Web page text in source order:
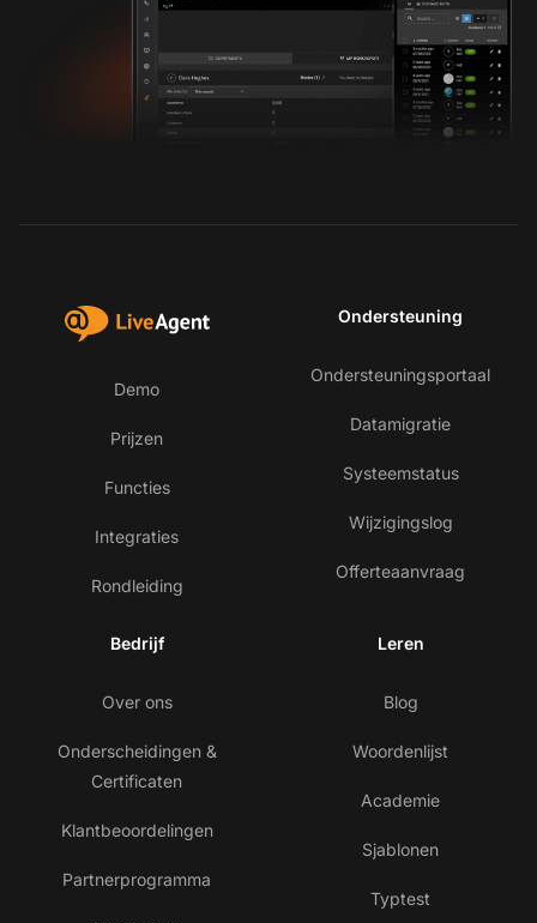
Demo
Prijzen
Functies
Integraties
Rondleiding
Ondersteuning
Ondersteuningsportaal
Datamigratie
Systeemstatus
Wijzigingslog
Offerteaanvraag
Bedrijf
Over ons
Onderscheidingen &
Certificaten
Klantbeoordelingen
Partnerprogramma
Leren
Blog
Woordenlijst
Academie
Sjablonen
Typtest